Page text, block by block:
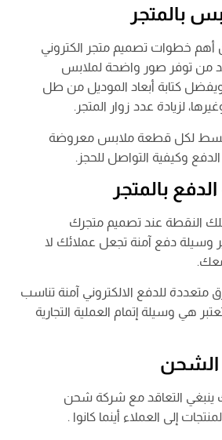
أهم خطوات تصميم متجر الكتروني
من توفر صور واضحة لملابس
كتابة أبعاد الموديل من طل
لزيادة عدد زوار المتجر.
لكل قطعة ملابس معروضة
وكيفية التواصل للحجز.
النقطة عند تصميم متجرك
وسيلة دفع آمنة تجعل عملائك لا
متعددة للدفع الالكتروني آمنة تناسب
هي وسيلة إتمام العملية التجارية
التعاقد مع شركة شحن
إلى العملاء أينما كانوا .